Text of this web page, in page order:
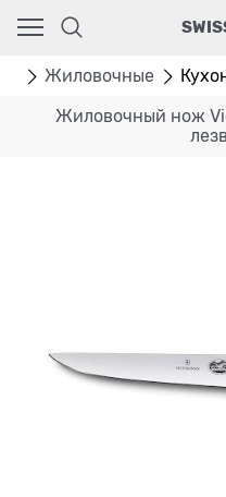
Жиловочные
Жиловочный нож
Ваш город - Москва,
угадали?
ДА НЕТ